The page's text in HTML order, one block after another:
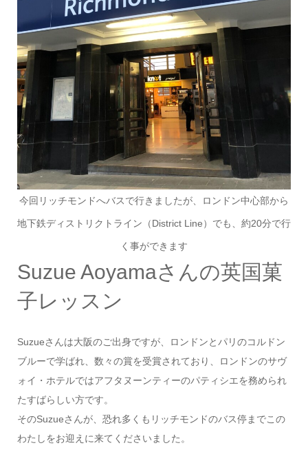
今回リッチモンドへバスで行きましたが、ロンドン中心部から
地下鉄ディストリクトライン（District Line）でも、約20分で行
く事ができます
Suzue Aoyamaさんの英国菓
子レッスン
Suzueさんは大阪のご出身ですが、ロンドンとパリのコルドン
ブルーで学ばれ、数々の賞を受賞されており、ロンドンのサヴ
ォイ・ホテルではアフタヌーンティーのパティシエを務められ
たすばらしい方です。
そのSuzueさんが、恐れ多くもリッチモンドのバス停までこの
わたしをお迎えに来てくださいました。